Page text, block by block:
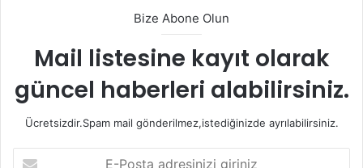
Bize Abone Olun
Mail listesine kayıt olarak
güncel haberleri alabilirsiniz.
Ücretsizdir.Spam mail gönderilmez,istediğinizde ayrılabilirsiniz.